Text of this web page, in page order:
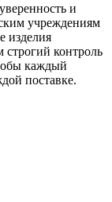
и
учреждениям
изделия
контроль
каждый
поставке.